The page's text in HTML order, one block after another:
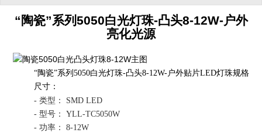
“陶瓷”系列5050白光灯珠-凸头8-12W-户外
亮化光源
“陶瓷”系列5050白光灯珠-凸头8-12W-户外贴片LED灯珠规格
尺寸：
- 类型： SMD LED
- 型号： YLL-TC5050W
- 功率： 8-12W